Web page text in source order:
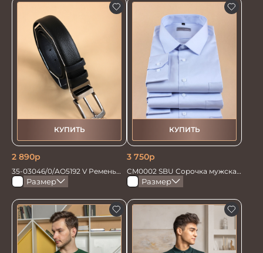
КУПИТЬ
2 890р
35-03046/0/АО5192 V Ремень
мужской 130см. черн/син
перевертыш
КУПИТЬ
3 750р
CM0002 SBU Сорочка мужская
голубая
Размер Размер